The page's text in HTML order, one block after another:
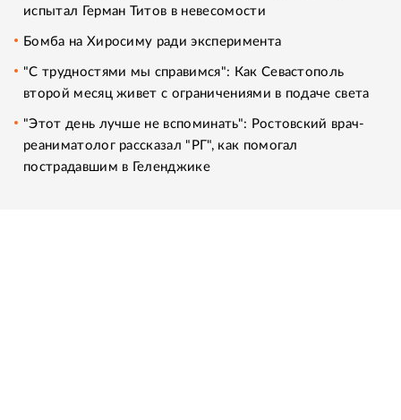
испытал Герман Титов в невесомости
Бомба на Хиросиму ради эксперимента
"С трудностями мы справимся": Как Севастополь
второй месяц живет с ограничениями в подаче света
"Этот день лучше не вспоминать": Ростовский врач-
реаниматолог рассказал "РГ", как помогал
пострадавшим в Геленджике